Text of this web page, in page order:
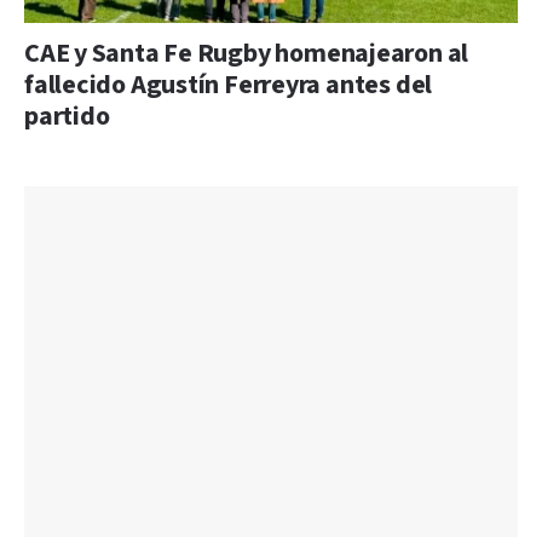
CAE y Santa Fe Rugby homenajearon al
fallecido Agustín Ferreyra antes del
partido